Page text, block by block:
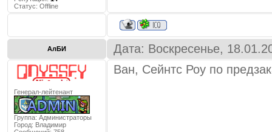
Статус: Offline
АлБИ Дата: Воскресенье,
Генерал-лейтенант
Группа: Администраторы
Город: Владимир
Ван, Сейнтс Роу по